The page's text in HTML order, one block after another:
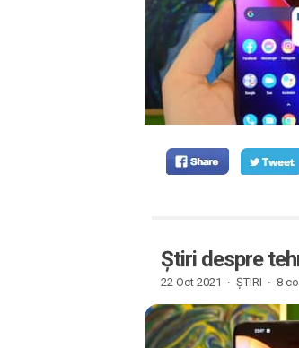
Știri despre
22 Oct 2021 · ȘTIRI · 8